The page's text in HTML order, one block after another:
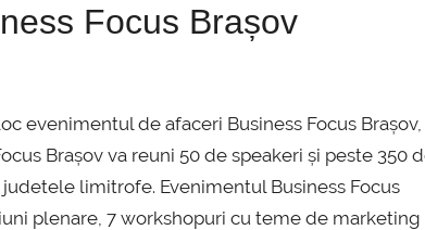
Focus Brașov
evenimentul de afaceri Business Focus Brașov,
Brașov va reuni 50 de speakeri și peste 350
limitrofe. Evenimentul Business Focus
plenare, 7 workshopuri cu teme de marketing